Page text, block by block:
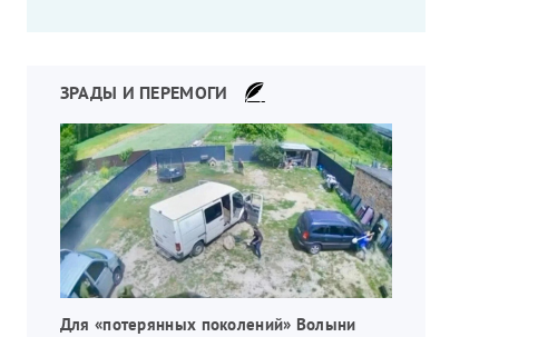
ЗРАДЫ И ПЕРЕМОГИ
Для «потерянных поколений» Волыни